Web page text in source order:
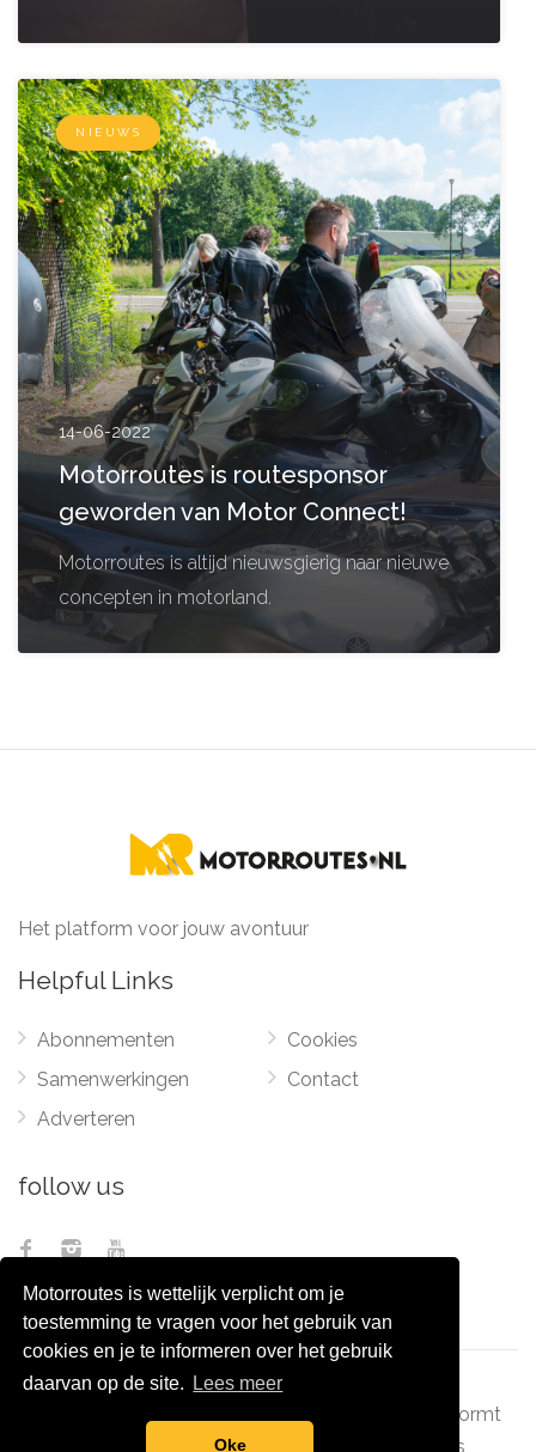
Motorroutes is wettelijk verplicht om je
toestemming te vragen voor het gebruik van
cookies en je te informeren over het gebruik
daarvan op de site.
Lees meer
Oke
NIEUWS
14-06-2022
Motorroutes is routesponsor
geworden van Motor Connect!
Motorroutes is altijd nieuwsgierig naar nieuwe
concepten in motorland.
Het platform voor jouw avontuur
Helpful Links
Abonnementen
Samenwerkingen
Adverteren
Cookies
Contact
follow us
vormt
grootverzet.nl Pixel Monsters